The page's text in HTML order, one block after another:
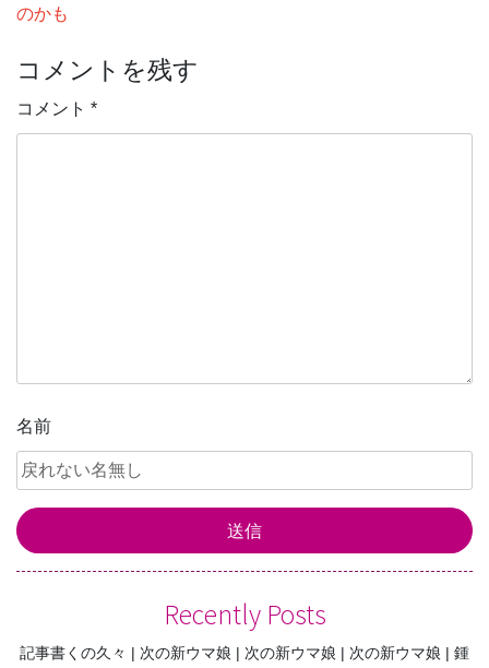
稿
ビ
ゲ
のかも
コメントを残す
コメント *
名前
Recently Posts
記事書くの久々 次の新ウマ娘 次の新ウマ娘 次の新ウマ娘
鍾